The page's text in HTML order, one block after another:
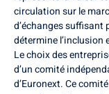
circulation sur le
d’échanges
détermine l’inclusion
Le choix des
d’un comité
d’Euronext. Ce